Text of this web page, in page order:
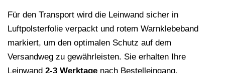
Für den Transport wird die Leinwand sicher in
Luftpolsterfolie verpackt und rotem Warnklebeband
markiert, um den optimalen Schutz auf dem
Versandweg zu gewährleisten. Sie erhalten Ihre
Leinwand 2-3 Werktage nach Bestelleingang.